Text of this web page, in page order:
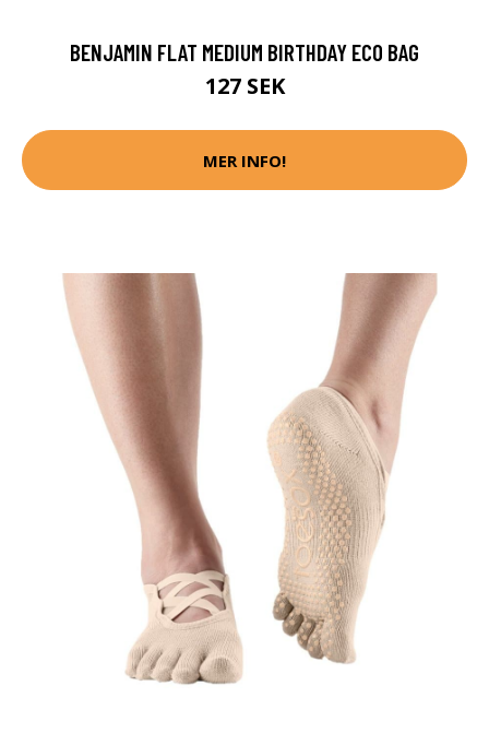
BENJAMIN FLAT MEDIUM BIRTHDAY ECO BAG
127 SEK
MER INFO!